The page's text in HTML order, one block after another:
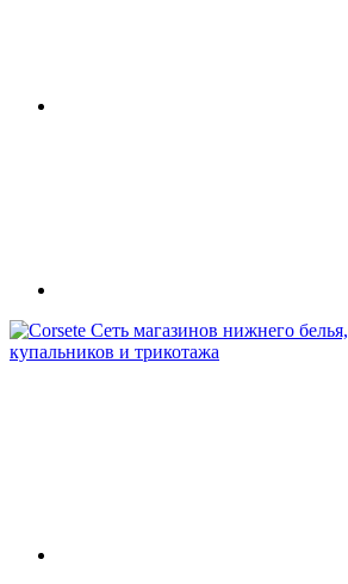
Сеть магазинов нижнего белья,
купальников и трикотажа